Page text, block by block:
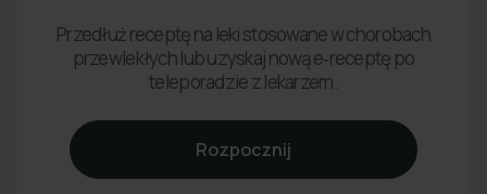
Przedłuż receptę na leki stosowane w chorobach
przewlekłych lub uzyskaj nową e‑receptę po
teleporadzie z lekarzem.
Rozpocznij